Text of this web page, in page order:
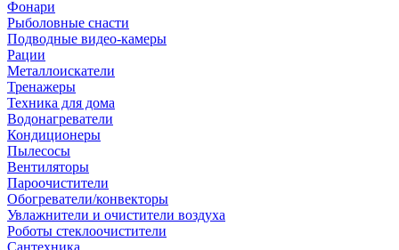
Фонари
Рыболовные снасти
Подводные видео-камеры
Рации
Металлоискатели
Тренажеры
Техника для дома
Водонагреватели
Кондиционеры
Пылесосы
Вентиляторы
Пароочистители
Обогреватели/конвекторы
Увлажнители и очистители воздуха
Роботы стеклоочистители
Сантехника